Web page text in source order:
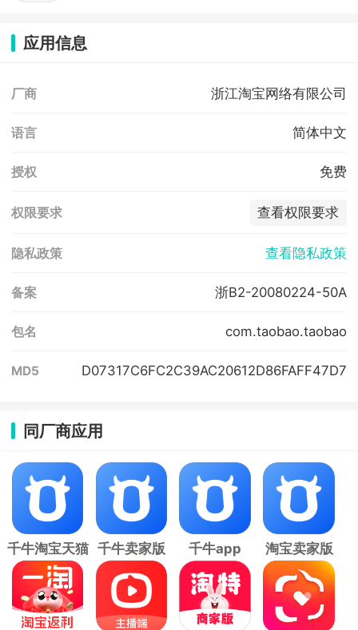
应用信息
厂商 浙江淘宝网络有限公司
语言 简体中文
授权 免费
权限要求 查看权限要求
隐私政策 查看隐私政策
备案 浙B2-20080224-50A
包名 com.taobao.taobao
MD5 D07317C6FC2C39AC20612D86FAFF47D7
同厂商应用
千牛淘宝天猫
卖家版app
千牛卖家版
app
千牛app
淘宝卖家版
app